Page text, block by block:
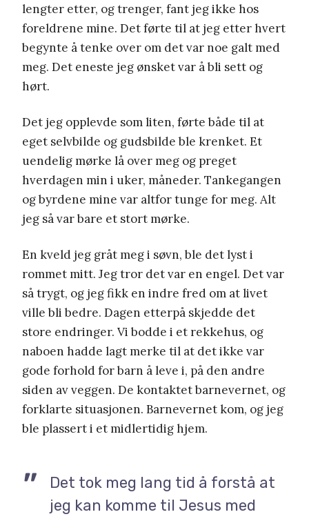
lengter etter, og trenger, fant jeg ikke hos
foreldrene mine. Det førte til at jeg etter hvert
begynte å tenke over om det var noe galt med
meg. Det eneste jeg ønsket var å bli sett og
hørt.
Det jeg opplevde som liten, førte både til at
eget selvbilde og gudsbilde ble krenket. Et
uendelig mørke lå over meg og preget
hverdagen min i uker, måneder. Tankegangen
og byrdene mine var altfor tunge for meg. Alt
jeg så var bare et stort mørke.
En kveld jeg gråt meg i søvn, ble det lyst i
rommet mitt. Jeg tror det var en engel. Det var
så trygt, og jeg fikk en indre fred om at livet
ville bli bedre. Dagen etterpå skjedde det
store endringer. Vi bodde i et rekkehus, og
naboen hadde lagt merke til at det ikke var
gode forhold for barn å leve i, på den andre
siden av veggen. De kontaktet barnevernet, og
forklarte situasjonen. Barnevernet kom, og jeg
ble plassert i et midlertidig hjem.
Det tok meg lang tid å forstå at
jeg kan komme til Jesus med